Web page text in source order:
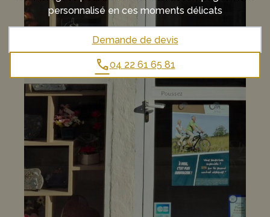
personnalisé en ces moments délicats
Demande de devis
04 22 61 65 81